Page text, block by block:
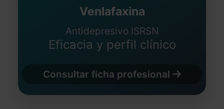
Venlafaxina
Antidepresivo ISRSN
Eficacia y perfil clínico
Consultar ficha profesional